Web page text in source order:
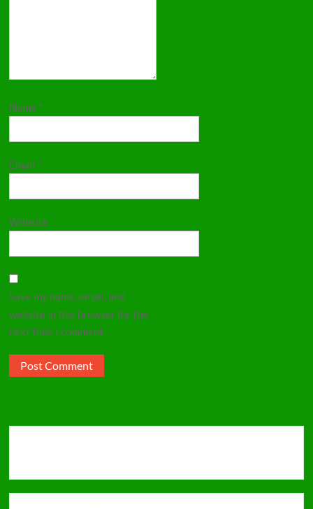
Name *
Email *
Website
Save my name, email, and
website in this browser for the
next time I comment.